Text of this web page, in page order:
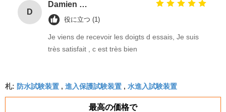
D
Damien GOURDAIN
役に立つ (1)
Je viens de recevoir les doigts d essais, Je suis
très satisfait , c est très bien
札: 防水試験装置 , 進入保護試験装置 , 水進入試験装置
最高の価格で